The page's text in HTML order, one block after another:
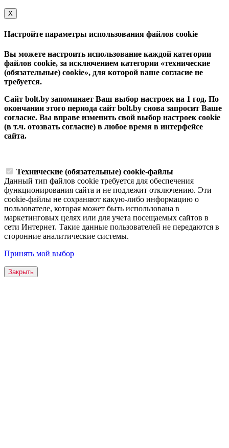
Х
Настройте параметры использования файлов cookie
Вы можете настроить использование каждой категории
файлов cookie, за исключением категории «технические
(обязательные) cookie», для которой ваше согласие не
требуется.
Сайт bolt.by запоминает Ваш выбор настроек на 1 год. По
окончании этого периода сайт bolt.by снова запросит Ваше
согласие. Вы вправе изменить свой выбор настроек cookie
(в т.ч. отозвать согласие) в любое время в интерфейсе
сайта.
Технические (обязательные) cookie-файлы
Данный тип файлов cookie требуется для обеспечения
функционирования сайта и не подлежит отключению. Эти
сookie-файлы не сохраняют какую-либо информацию о
пользователе, которая может быть использована в
маркетинговых целях или для учета посещаемых сайтов в
сети Интернет. Такие данные пользователей не передаются в
сторонние аналитические системы.
Принять мой выбор
Закрыть